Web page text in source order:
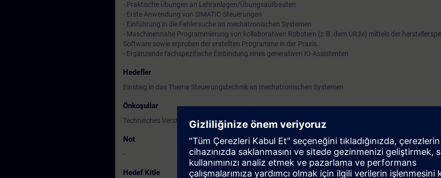
aufgenommen werden. Das Training wird durch die
Einbindung eines generativen KI-Assistenten ergänzt.
- Praktische Übungen an Lehranlagen/Übungsaufbauten
- Erste Anwendung von SIMATIC-Steuerungen
- Einführung in die Fehlersuche an mechatronischen Systemen
- Maschinennahe Programmierung von kollaborativen Robotern (z.B. dem UR3e) mittels der
Software sowie erproben der erstellten Programme in der Praxis.
- Ergänzende fachspezifische Einbindung eines generativen KI-Assistenten
Hedefler
Einstieg in das Thema Steuerungstechnik an mechatronischen Systemen
Önkoşullar
Technisches Verständnis und Freude an technischen Herausforderungen
Not
-
Hedef Kitle